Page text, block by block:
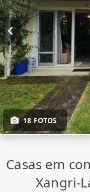
18 FOTOS
Casas em
Xangri-